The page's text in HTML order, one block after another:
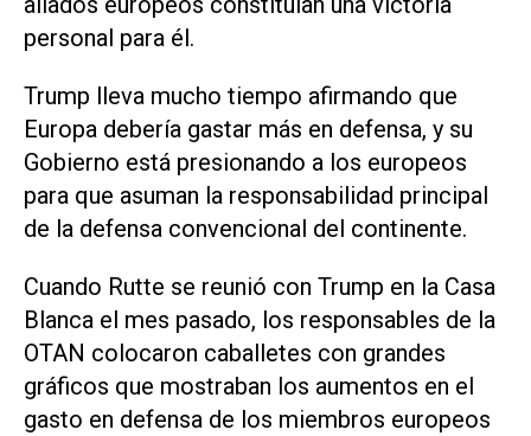
personal para él.
Trump lleva mucho tiempo afirmando que
Europa debería gastar más en defensa, y su
Gobierno está presionando a los europeos
para que asuman la responsabilidad principal
de la defensa convencional del continente.
Cuando Rutte se reunió con Trump en la Casa
Blanca el mes pasado, los responsables de la
OTAN colocaron caballetes con grandes
‌gráficos que mostraban los aumentos en el
gasto en defensa de los miembros europeos